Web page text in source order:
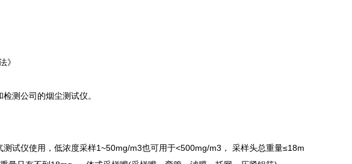
》
测公司的烟尘测试仪。
试仪使用，低浓度采样1~50mg/m3也可用于<500mg/m3， 采样头总重量≤18m